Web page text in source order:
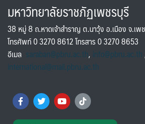
มหาวิทยาลัยราชภัฏเพชรบุรี
38 หมู่ 8 ถ.หาดเจ้าสำราญ ต.นาวุ้ง อ.เมือง จ.เพ
โทรศัพท์ 0 3270 8612 โทรสาร 0 3270 8653
อีเมล saraban@pbru.ac.th, info@pbru.ac.th
international@mail.pbru.ac.th